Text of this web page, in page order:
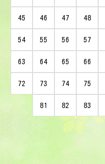
45 46 47 48
54 55 56 57
63 64 65 66
72 73 74 75
81 82 83